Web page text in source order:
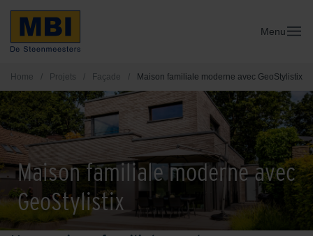
Menu
Home / Projets / Façade / Maison familiale moderne avec GeoStylistix
Maison familiale moderne avec
GeoStylistix